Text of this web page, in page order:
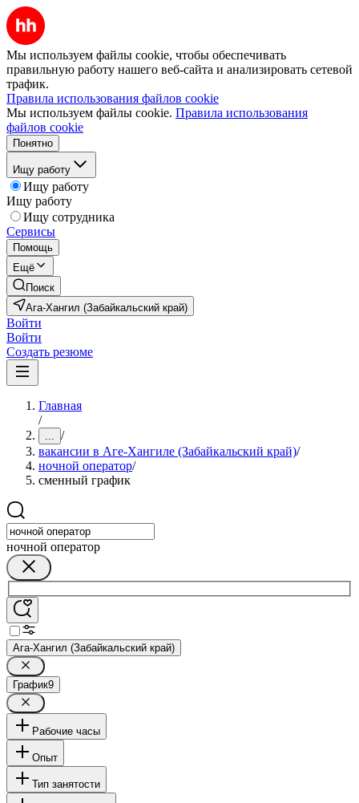
Мы используем файлы cookie, чтобы обеспечивать
правильную работу нашего веб-сайта и анализировать сетевой
трафик.
Правила использования файлов cookie
Мы используем файлы cookie. Правила использования
файлов cookie
Понятно
Ищу работу
Ищу работу
Ищу работу
Ищу сотрудника
Сервисы
Помощь
Ещё
Поиск
Ага-Хангил (Забайкальский край)
Войти
Войти
Создать резюме
Главная
/
... /
вакансии в Аге-Хангиле (Забайкальский край)/
ночной оператор/
сменный график
ночной оператор
Ага-Хангил (Забайкальский край)
График9
Рабочие часы
Опыт
Тип занятости